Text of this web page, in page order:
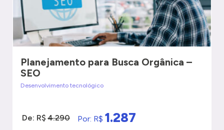
Planejamento para Busca Orgânica –
SEO
Desenvolvimento tecnológico
De: R$ 4.290 Por: R$ 1.287